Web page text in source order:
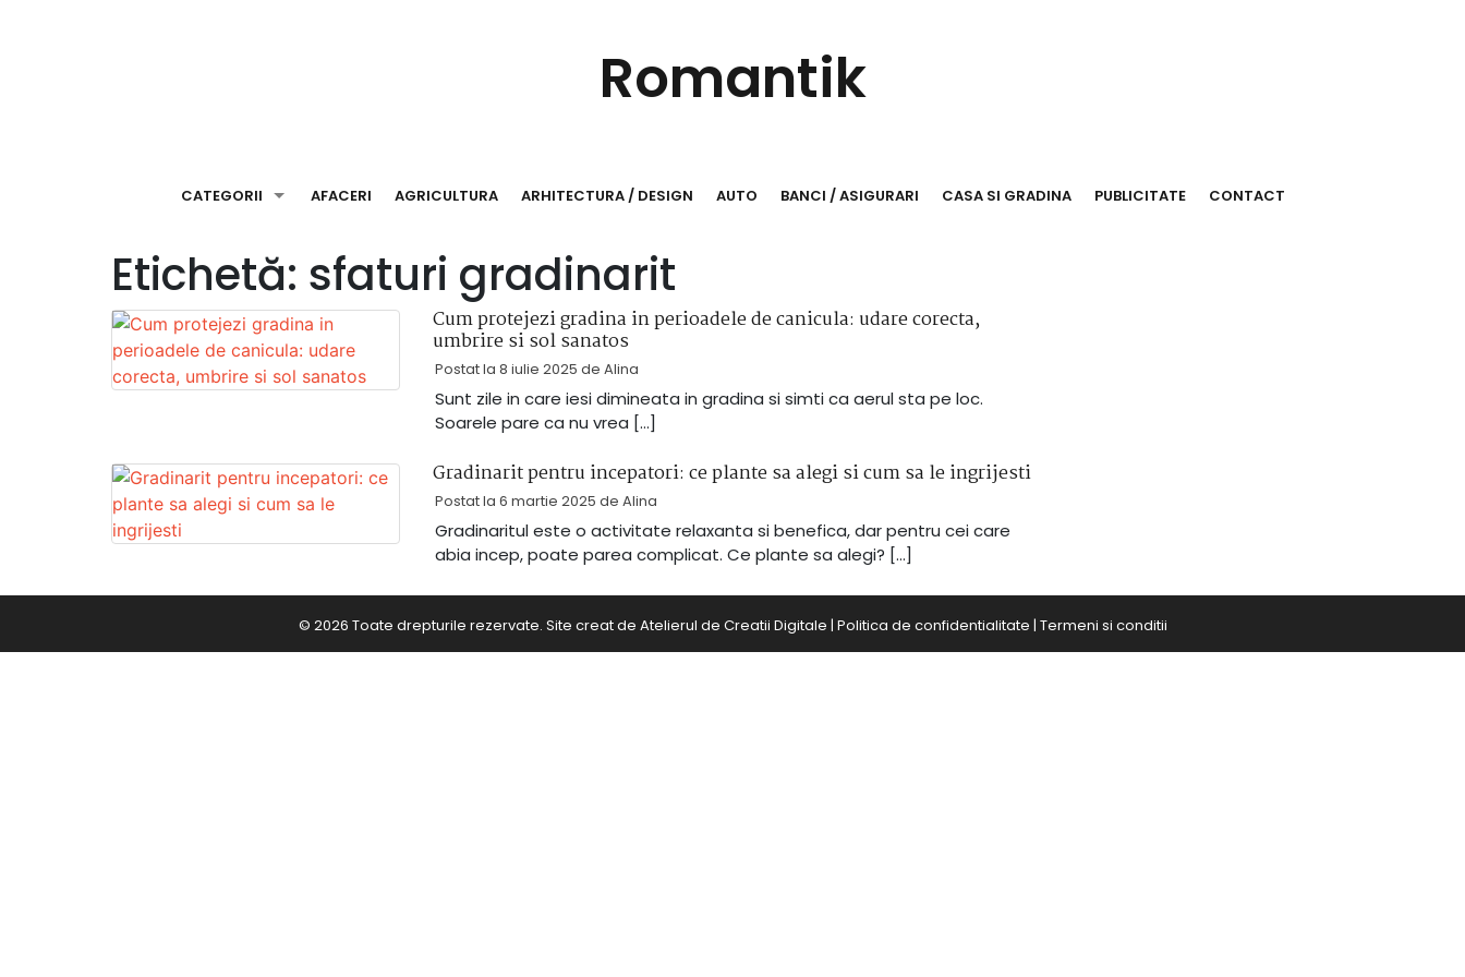
Romantik
CATEGORII AFACERI AGRICULTURA ARHITECTURA / DESIGN AUTO BANCI / ASIGURARI CASA SI GRADINA PUBLICITATE CONTACT
Etichetă: sfaturi gradinarit
Cum protejezi gradina in perioadele de canicula: udare corecta,
umbrire si sol sanatos
Postat la 8 iulie 2025 de Alina
Sunt zile in care iesi dimineata in gradina si simti ca aerul sta pe loc.
Soarele pare ca nu vrea […]
Gradinarit pentru incepatori: ce plante sa alegi si cum sa le ingrijesti
Postat la 6 martie 2025 de Alina
Gradinaritul este o activitate relaxanta si benefica, dar pentru cei care
abia incep, poate parea complicat. Ce plante sa alegi? […]
© 2026 Toate drepturile rezervate. Site creat de Atelierul de Creatii Digitale | Politica de confidentialitate | Termeni si conditii